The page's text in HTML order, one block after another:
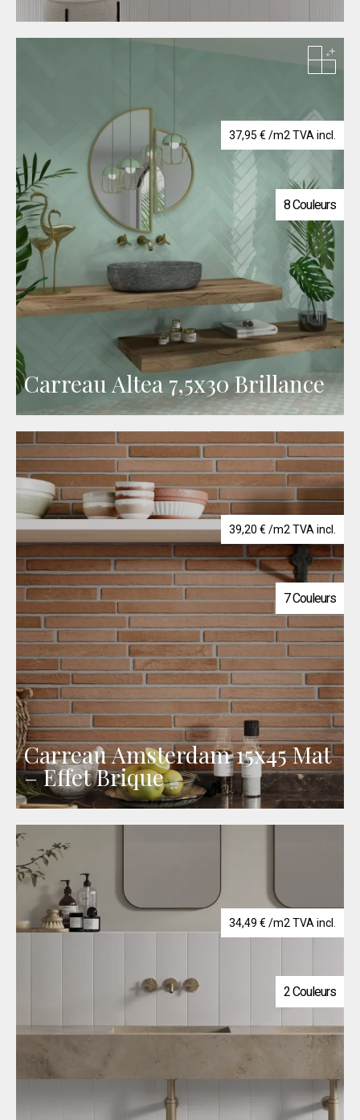
37,95 € /m2 TVA incl.
8 Couleurs
Carreau Altea 7,5x30 Brillance
39,20 € /m2 TVA incl.
7 Couleurs
Carreau Amsterdam 15x45 Mat
– Effet Brique
34,49 € /m2 TVA incl.
2 Couleurs